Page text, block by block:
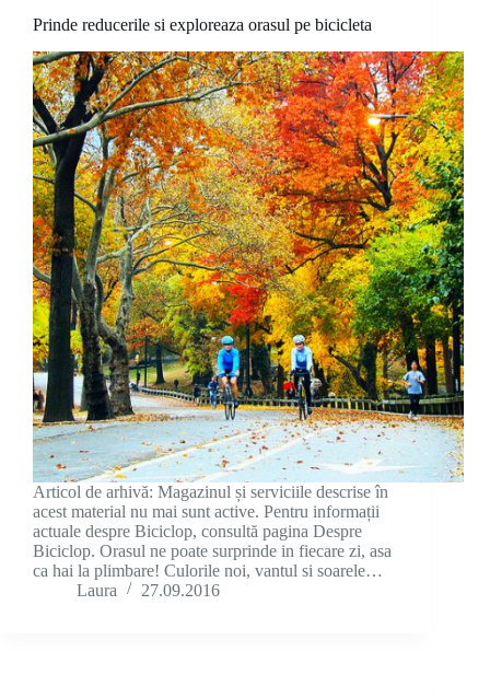
Prinde reducerile si exploreaza orasul pe bicicleta
Articol de arhivă: Magazinul și serviciile descrise în
acest material nu mai sunt active. Pentru informații
actuale despre Biciclop, consultă pagina Despre
Biciclop. Orasul ne poate surprinde in fiecare zi, asa
ca hai la plimbare! Culorile noi, vantul si soarele…
Laura
27.09.2016